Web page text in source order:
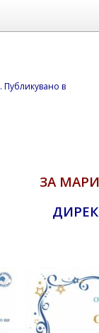
. Публикувано в
ЗА